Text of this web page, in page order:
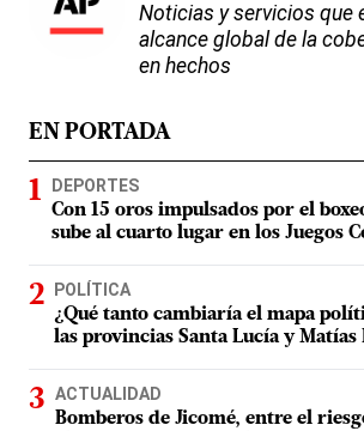
Noticias y servicios que
alcance global de la
en hechos
EN PORTADA
DEPORTES
Con 15 oros impulsados por el
sube al cuarto lugar en los Juegos
POLÍTICA
¿Qué tanto cambiaría el mapa
las provincias Santa Lucía y Matías
ACTUALIDAD
Bomberos de Jicomé, entre el